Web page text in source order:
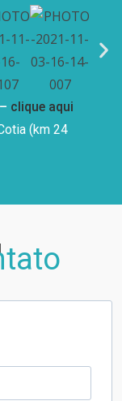
clique aqui
(km 24